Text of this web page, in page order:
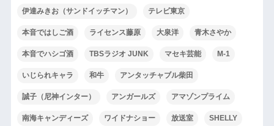
伊達みきお（サンドイッチマン） テレビ東京
本音ではしご酒 ライセンス藤原 大泉洋 青木さやか
本音でハシゴ酒 TBSラジオ JUNK マセキ芸能 M-1
いじられキャラ 和牛 アンタッチャブル柴田
誠子（尼神インター） アンガールズ アマゾンプライム
南海キャンディーズ ワイドナショー 放送室 SHELLY